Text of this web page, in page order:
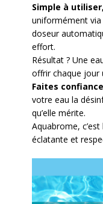
Simple à utiliser,
uniformément
doseur
effort.
Résultat ? Une
offrir chaque jour
Faites
votre eau la
qu’elle mérite.
Aquabrome,
éclatante et